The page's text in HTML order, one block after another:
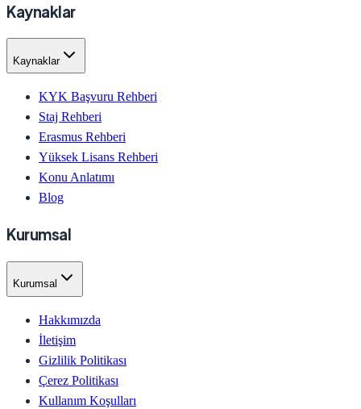
Kaynaklar
Kaynaklar
KYK Başvuru Rehberi
Staj Rehberi
Erasmus Rehberi
Yüksek Lisans Rehberi
Konu Anlatımı
Blog
Kurumsal
Kurumsal
Hakkımızda
İletişim
Gizlilik Politikası
Çerez Politikası
Kullanım Koşulları